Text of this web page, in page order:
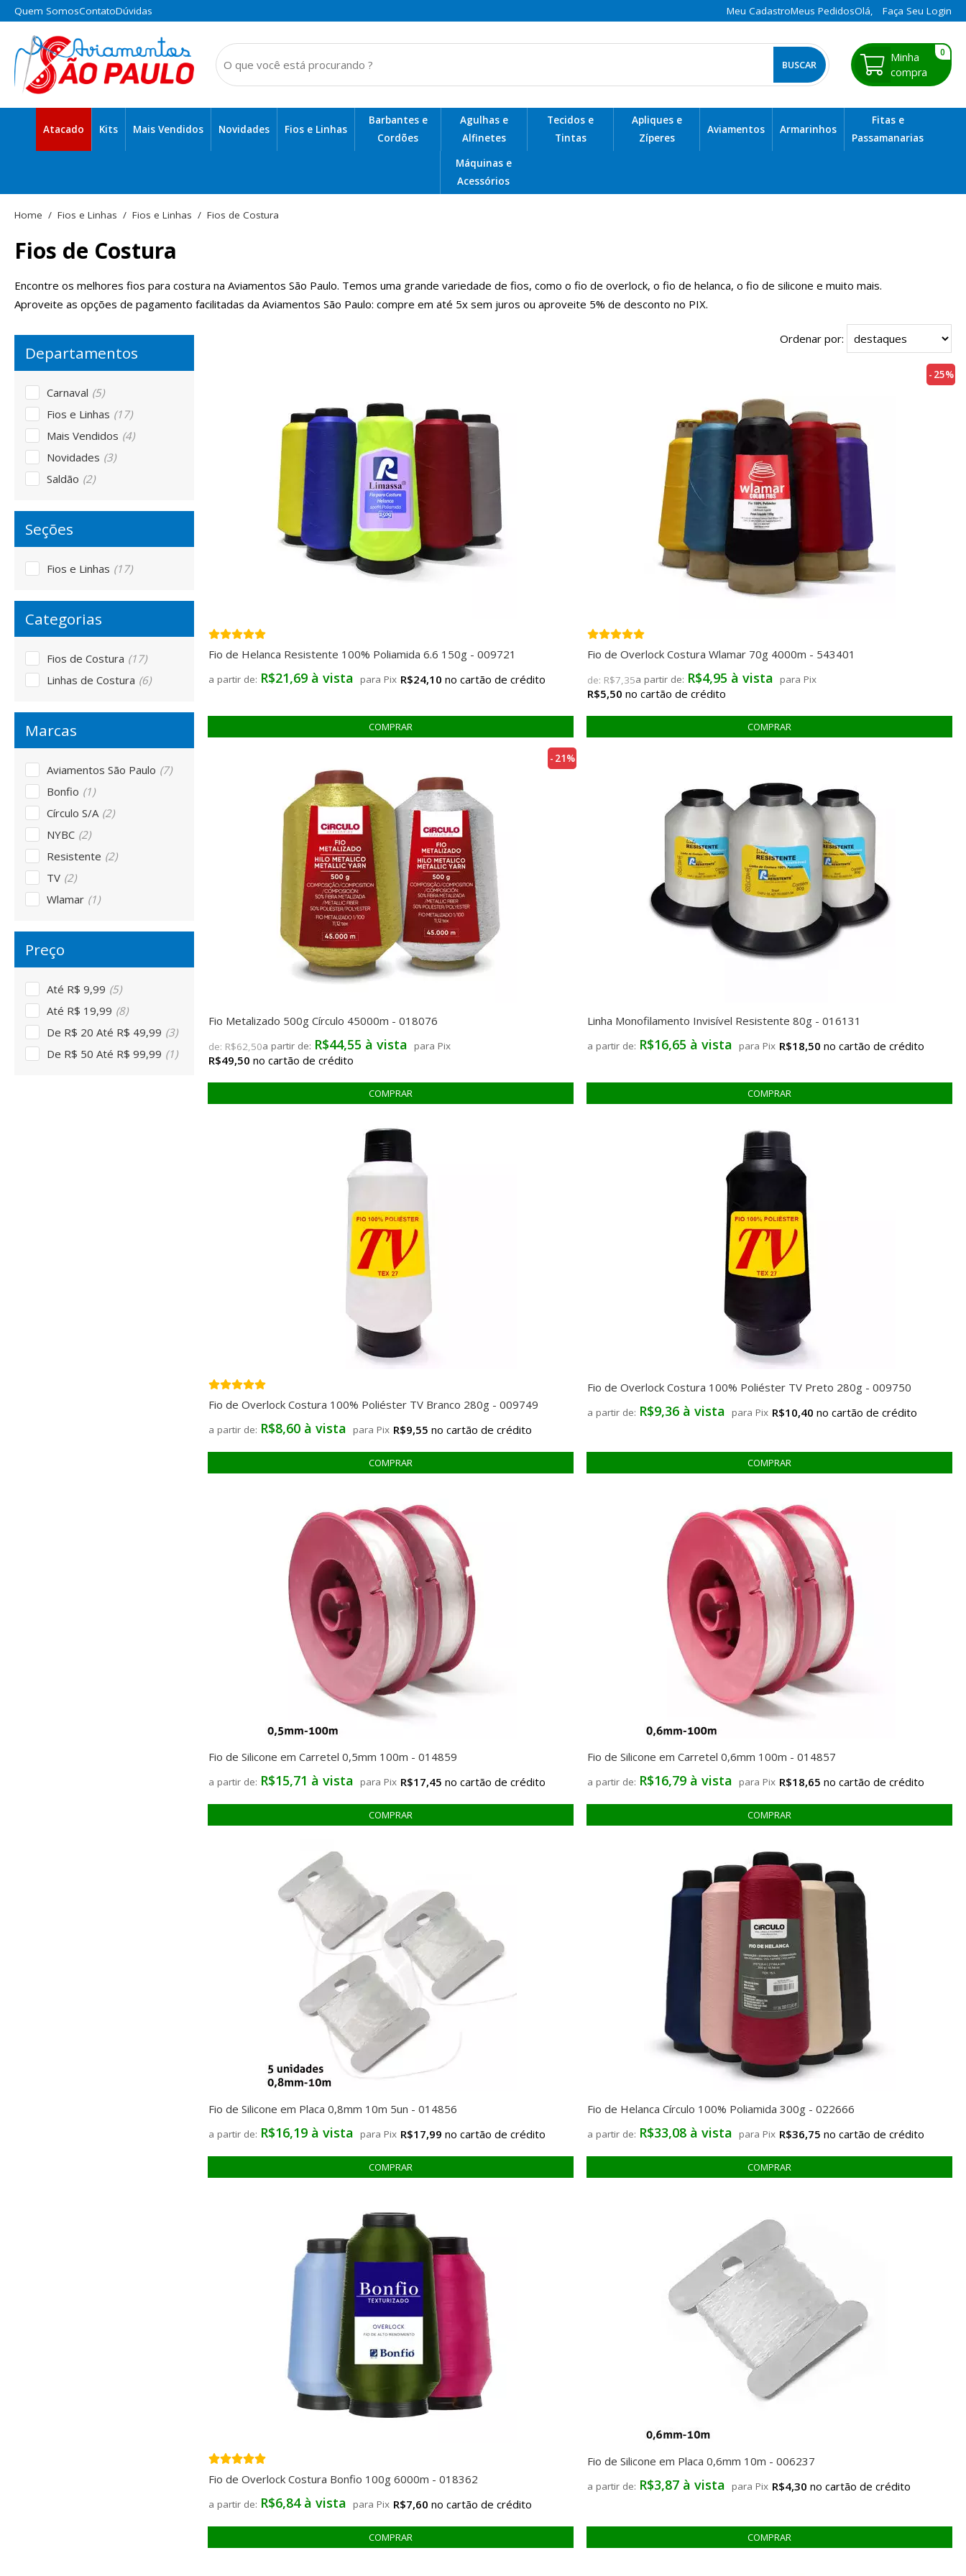
Quem SomosContatoDúvidas Meu CadastroMeus PedidosOlá, Faça Seu Login
Atacado Kits Mais Vendidos Novidades Fios e Linhas
Barbantes e
Cordões
Agulhas e
Alfinetes
Tecidos e
Tintas
Apliques e
Zíperes
Aviamentos Armarinhos
Fitas e
Passamanarias
Máquinas e
Acessórios
0
Fios e Linhas Fios e Linhas Fios de Costura
Fios de Costura
Encontre os melhores fios para costura na Aviamentos São Paulo. Temos uma grande variedade de fios, como o fio de overlock, o fio de helanca, o fio de silicone e muito mais.
Aproveite as opções de pagamento facilitadas da Aviamentos São Paulo: compre em até 5x sem juros ou aproveite 5% de desconto no PIX.
Carnaval (5)
Fios e Linhas (17)
Mais Vendidos (4)
Novidades (3)
Saldão (2)
Fios e Linhas (17)
Fios de Costura (17)
Linhas de Costura (6)
Aviamentos São Paulo (7)
Bonfio (1)
Círculo S/A (2)
NYBC (2)
Resistente (2)
TV (2)
Wlamar (1)
Até R$ 9,99 (5)
Até R$ 19,99 (8)
De R$ 20 Até R$ 49,99 (3)
De R$ 50 Até R$ 99,99 (1)
Ordenar por:
Fio de Helanca Resistente 100% Poliamida 6.6 150g - 009721
R$24,10
R$21,69 à vista para Pix
Fio de Overlock Costura Wlamar 70g 4000m - 543401
de: R$7,35
R$5,50
R$4,95 à vista para Pix
25%
Fio Metalizado 500g Círculo 45000m - 018076
de: R$62,50
R$49,50
R$44,55 à vista para Pix
21%
Linha Monofilamento Invisível Resistente 80g - 016131
R$18,50
R$16,65 à vista para Pix
Fio de Overlock Costura 100% Poliéster TV Branco 280g - 009749
R$9,55
R$8,60 à vista para Pix
Fio de Overlock Costura 100% Poliéster TV Preto 280g - 009750
R$10,40
R$9,36 à vista para Pix
Fio de Silicone em Carretel 0,5mm 100m - 014859
R$17,45
R$15,71 à vista para Pix
Fio de Silicone em Carretel 0,6mm 100m - 014857
R$18,65
R$16,79 à vista para Pix
Fio de Silicone em Placa 0,8mm 10m 5un - 014856
R$17,99
R$16,19 à vista para Pix
Fio de Helanca Círculo 100% Poliamida 300g - 022666
R$36,75
R$33,08 à vista para Pix
Fio de Overlock Costura Bonfio 100g 6000m - 018362
R$7,60
R$6,84 à vista para Pix
Fio de Silicone em Placa 0,6mm 10m - 006237
R$4,30
R$3,87 à vista para Pix